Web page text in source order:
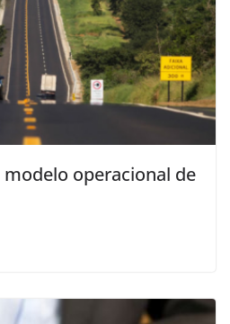
operacional de